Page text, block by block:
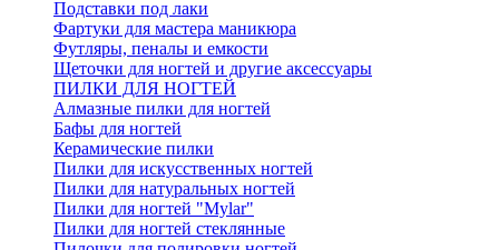
Подставки под лаки
Фартуки для мастера маникюра
Футляры, пеналы и емкости
Щеточки для ногтей и другие аксессуары
ПИЛКИ ДЛЯ НОГТЕЙ
Алмазные пилки для ногтей
Бафы для ногтей
Керамические пилки
Пилки для искусственных ногтей
Пилки для натуральных ногтей
Пилки для ногтей "Mylar"
Пилки для ногтей стеклянные